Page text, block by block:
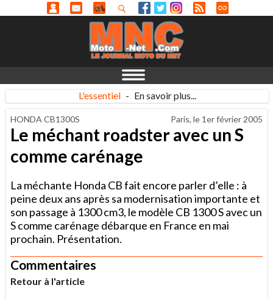
L'essentiel - En savoir plus...
HONDA CB1300S Paris, le 1er février 2005
Le méchant roadster avec un S
comme carénage
La méchante Honda CB fait encore parler d’elle : à
peine deux ans après sa modernisation importante et
son passage à 1300 cm3, le modèle CB 1300 S avec un
S comme carénage débarque en France en mai
prochain. Présentation.
Commentaires
Retour à l'article